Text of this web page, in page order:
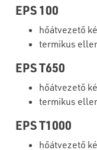
EPS 100
hőátvezető
termikus
EPS T650
hőátvezető
termikus
EPS T1000
hőátvezető